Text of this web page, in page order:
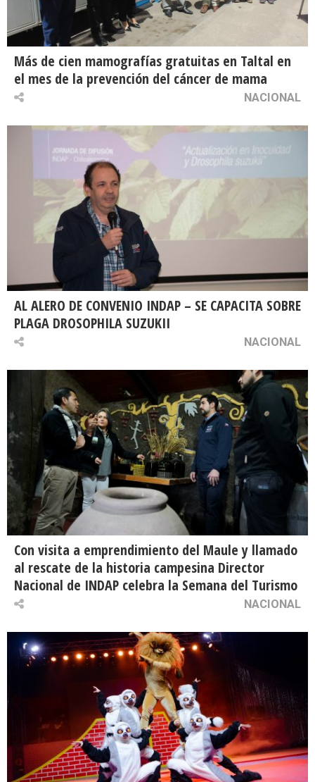
Más de cien mamografías gratuitas en Taltal en
el mes de la prevención del cáncer de mama
NACIONAL
AL ALERO DE CONVENIO INDAP – SE CAPACITA SOBRE
PLAGA DROSOPHILA SUZUKII
NACIONAL
Con visita a emprendimiento del Maule y llamado
al rescate de la historia campesina Director
Nacional de INDAP celebra la Semana del Turismo
NACIONAL